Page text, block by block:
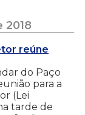
2018
reúne
do Paço
para a
(Lei
tarde de